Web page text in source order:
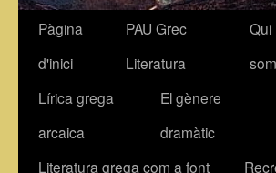
Vés
contingut
Pàgina
d'inici
PAU Grec
Literatura
Qui
som
Lírica grega
arcaica
El gènere
dramàtic
Literatura grega com a font